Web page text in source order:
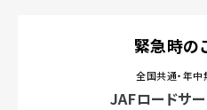
緊急時の
全国共通・年中
JAFロードサ